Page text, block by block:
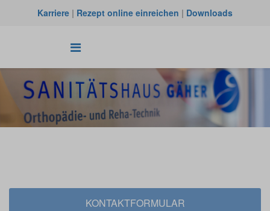
Karriere | Rezept online einreichen | Downloads
KONTAKTFORMULAR